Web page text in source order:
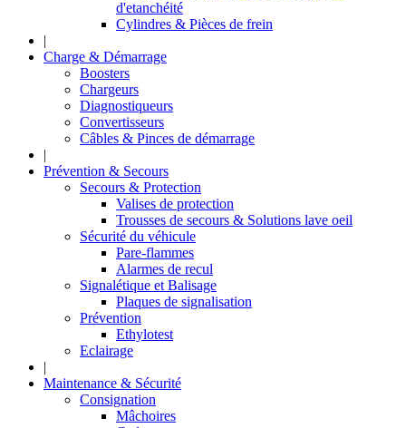
d'etanchéité
Cylindres & Pièces de frein
|
Charge & Démarrage
Boosters
Chargeurs
Diagnostiqueurs
Convertisseurs
Câbles & Pinces de démarrage
|
Prévention & Secours
Secours & Protection
Valises de protection
Trousses de secours & Solutions lave oeil
Sécurité du véhicule
Pare-flammes
Alarmes de recul
Signalétique et Balisage
Plaques de signalisation
Prévention
Ethylotest
Eclairage
|
Maintenance & Sécurité
Consignation
Mâchoires